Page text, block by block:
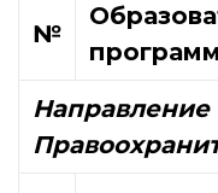
№
Направление